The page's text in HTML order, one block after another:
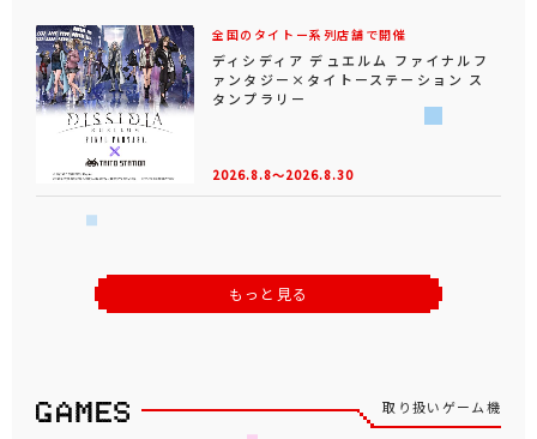
全国のタイトー系列店舗で開催
ディシディア デュエルム ファイナルフ
ァンタジー×タイトーステーション ス
タンプラリー
2026.8.8～2026.8.30
もっと見る
取り扱いゲーム機